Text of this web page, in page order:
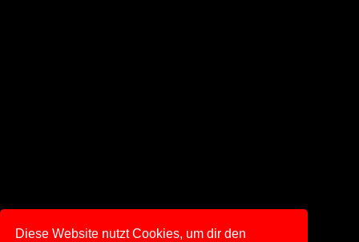
Diese Website nutzt Cookies, um dir den